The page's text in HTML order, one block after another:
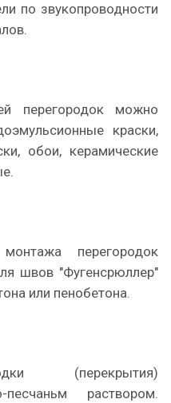
по звукопроводности
перегородок можно
краски,
обои, керамические
перегородок
швов "Фугенсрюллер"
или пенобетона.
(перекрытия)
песчаньм раствором.